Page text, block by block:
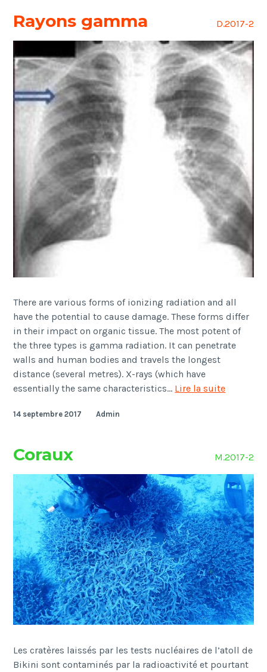
Rayons gamma D.2017-2
There are various forms of ionizing radiation and all
have the potential to cause damage. These forms differ
in their impact on organic tissue. The most potent of
the three types is gamma radiation. It can penetrate
walls and human bodies and travels the longest
distance (several metres). X-rays (which have
essentially the same characteristics… Lire la suiteRayons
14 septembre 2017 Admin
Coraux M.2017-2
Les cratères laissés par les tests nucléaires de l’atoll de
Bikini sont contaminés par la radioactivité et pourtant